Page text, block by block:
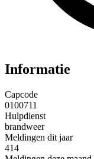
Informatie
Capcode
0100711
Hulpdienst
brandweer
Meldingen dit jaar
414